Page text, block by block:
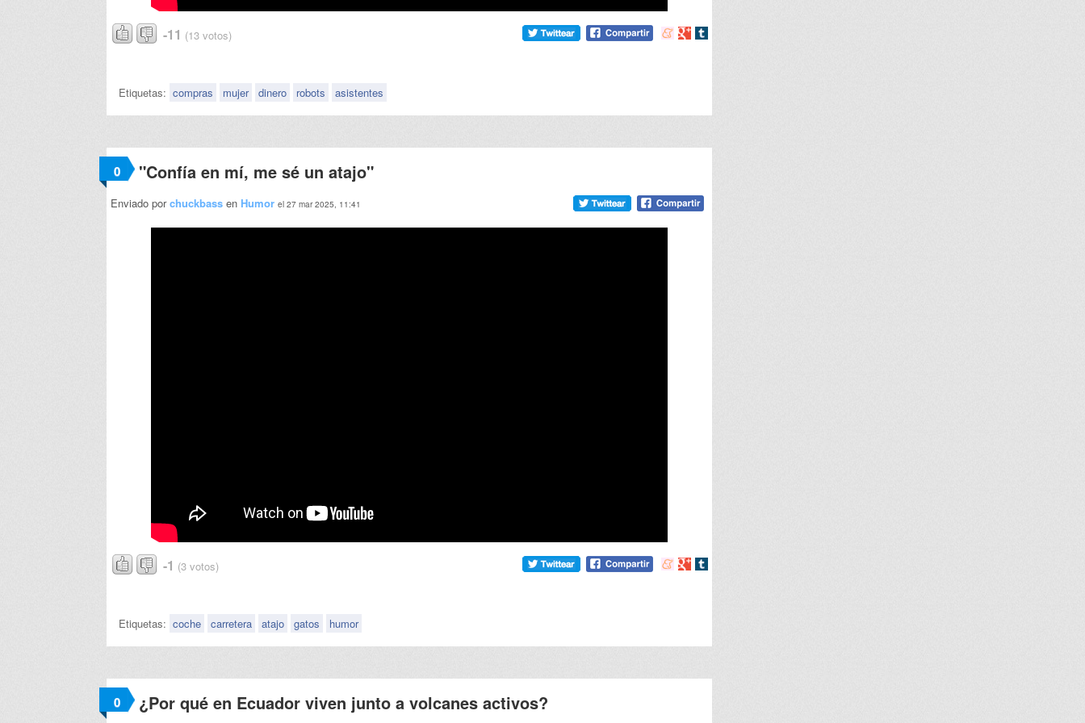
-11 (13 votos)
Compartir
Compartir
Compartir
Etiquetas: compras mujer dinero robots asistentes
0 "Confía en mí, me sé un atajo"
Enviado porchuckbass en Humor el 27 mar 2025, 11:41
-1 (3 votos)
Compartir
Compartir
Compartir
Etiquetas: coche carretera atajo gatos humor
0 ¿Por qué en Ecuador viven junto a volcanes activos?